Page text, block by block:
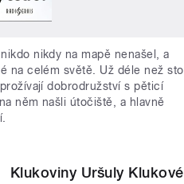
nikdy na mapě nenašel, a
na celém světě. Už déle než sto
dobrodružství s pěticí
něm našli útočiště, a hlavně
Klukoviny Uršuly Klukové